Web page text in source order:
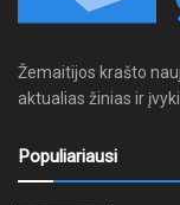
Žemaitijos krašto
aktualias žinias ir
Populiariausi